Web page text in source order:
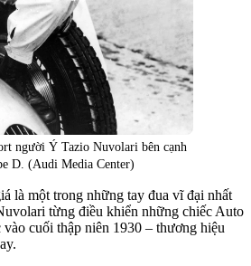
người Ý Tazio Nuvolari bên cạnh
D. (Audi Media Center)
là một trong những tay đua vĩ đại nhất
từng điều khiển những chiếc Auto
cuối thập niên 1930 – thương hiệu